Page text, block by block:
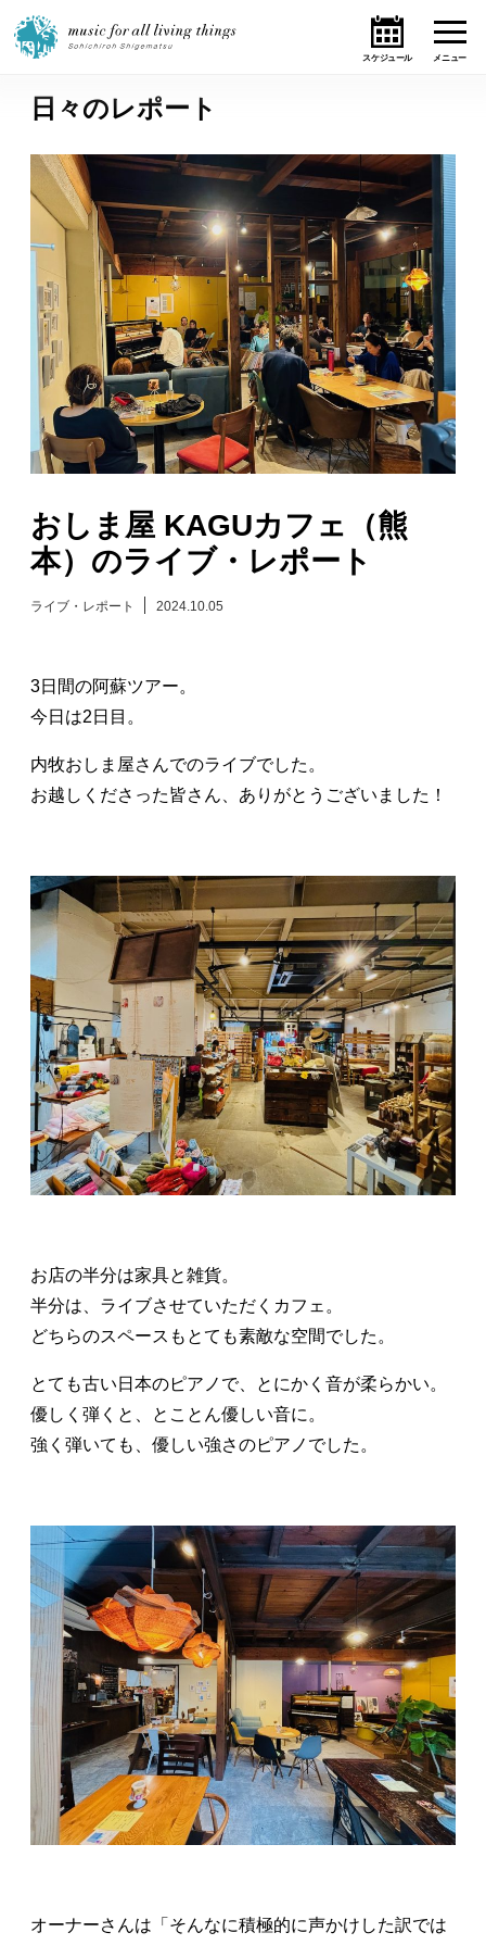
ホーム
ニュース
テーマ
ライブ・スケジュール
作品
オンライン・ショップ
ギャラリー
日々のレポート
演奏依頼
お問い合わせ
日々のレポート
おしま屋 KAGUカフェ（熊
本）のライブ・レポート
ライブ・レポート 2024.10.05
3日間の阿蘇ツアー。
今日は2日目。
内牧おしま屋さんでのライブでした。
お越しくださった皆さん、ありがとうございました！
お店の半分は家具と雑貨。
半分は、ライブさせていただくカフェ。
どちらのスペースもとても素敵な空間でした。
とても古い日本のピアノで、とにかく音が柔らかい。
優しく弾くと、とことん優しい音に。
強く弾いても、優しい強さのピアノでした。
オーナーさんは「そんなに積極的に声かけした訳では